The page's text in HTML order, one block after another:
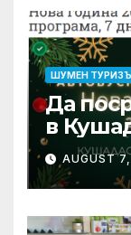
ШУМЕН
Да
в
AUGUST